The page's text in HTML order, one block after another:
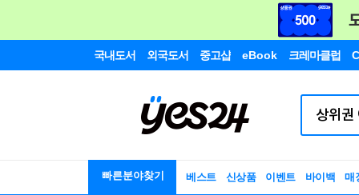
국내도서 외국도서 중고샵 eBook 크레마클럽
빠른분야찾기 베스트 신상품 이벤트 바이백 매